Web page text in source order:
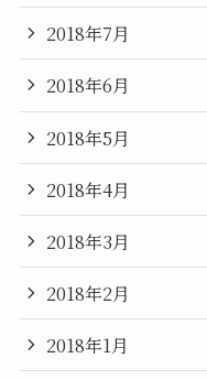
2018年7月
2018年6月
2018年5月
2018年4月
2018年3月
2018年2月
2018年1月